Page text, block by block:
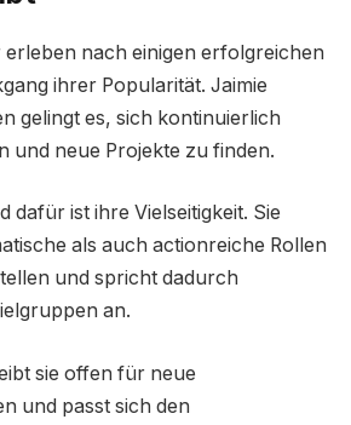
erleben nach einigen erfolgreichen
ihrer Popularität. Jaimie
gelingt es, sich kontinuierlich
und neue Projekte zu finden.
dafür ist ihre Vielseitigkeit. Sie
als auch actionreiche Rollen
und spricht dadurch
an.
sie offen für neue
und passt sich den